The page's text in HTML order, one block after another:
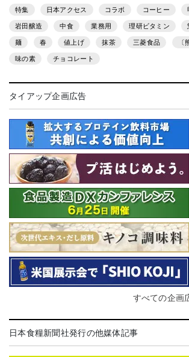
特集 日本アクセス コラボ コーヒー
岩田醸造 中食 業務用 理研ビタミン
麺 春 値上げ 抹茶 三菱食品 〔
味の素 チョコレート
タイアップ企画広告
すべての企画
日本食糧新聞社発行の他媒体記事